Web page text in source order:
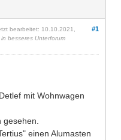
#1
bearbeitet: 10.10.2021,
besseres Unterforum
mit Wohnwagen
einen Alumasten